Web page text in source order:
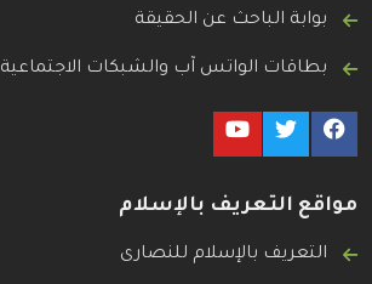
بوابة الباحث عن الحقيقة
بطاقات الواتس آب والشبكات الاجتماعية
مواقع التعريف بالإسلام
التعريف بالإسلام للنصارى